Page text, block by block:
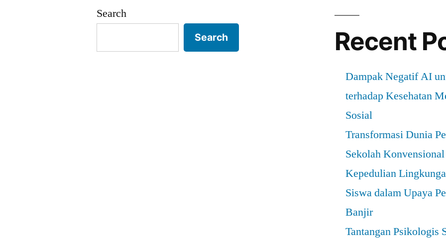
Search
Search Recent
Dampak Negatif AI
terhadap Kesehatan
Sosial
Transformasi Dunia
Sekolah
Kepedulian
Siswa dalam Upaya
Banjir
Tantangan Psikologis